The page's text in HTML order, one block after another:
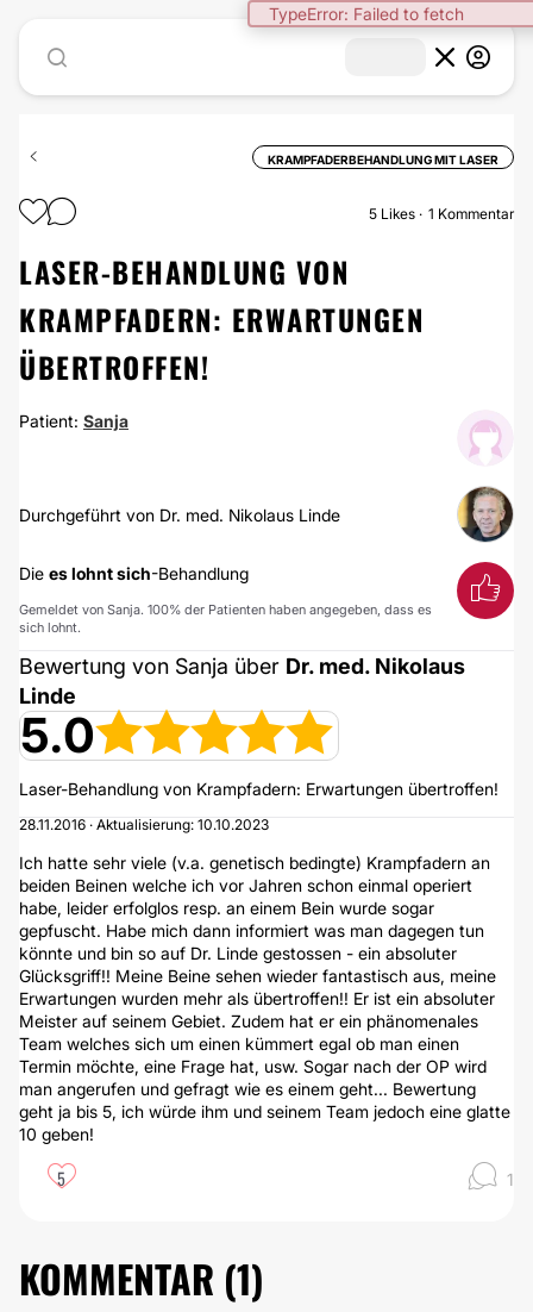
TypeError: Failed to fetch
KRAMPFADERBEHANDLUNG MIT LASER
5 Likes 1 Kommentar
LASER-BEHANDLUNG VON
KRAMPFADERN: ERWARTUNGEN
ÜBERTROFFEN!
Patient: Sanja
Durchgeführt von Dr. med. Nikolaus Linde
Die es lohnt sich-Behandlung
Gemeldet von Sanja. 100% der Patienten haben angegeben, dass es
sich lohnt.
Bewertung von Sanja über Dr. med. Nikolaus
Linde
5.0
Laser-Behandlung von Krampfadern: Erwartungen übertroffen!
28.11.2016 · Aktualisierung: 10.10.2023
Ich hatte sehr viele (v.a. genetisch bedingte) Krampfadern an
beiden Beinen welche ich vor Jahren schon einmal operiert
habe, leider erfolglos resp. an einem Bein wurde sogar
gepfuscht. Habe mich dann informiert was man dagegen tun
könnte und bin so auf Dr. Linde gestossen - ein absoluter
Glücksgriff!! Meine Beine sehen wieder fantastisch aus, meine
Erwartungen wurden mehr als übertroffen!! Er ist ein absoluter
Meister auf seinem Gebiet. Zudem hat er ein phänomenales
Team welches sich um einen kümmert egal ob man einen
Termin möchte, eine Frage hat, usw. Sogar nach der OP wird
man angerufen und gefragt wie es einem geht... Bewertung
geht ja bis 5, ich würde ihm und seinem Team jedoch eine glatte
10 geben!
5 1
KOMMENTAR (1)